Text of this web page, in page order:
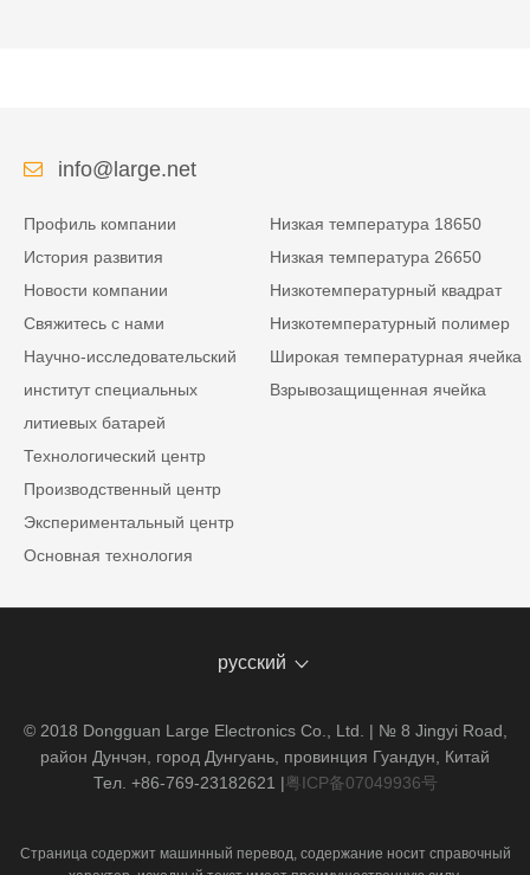
info@large.net
Профиль компании
История развития
Новости компании
Свяжитесь с нами
Научно-исследовательский
институт специальных
литиевых батарей
Технологический центр
Производственный центр
Экспериментальный центр
Основная технология
Низкая температура 18650
Низкая температура 26650
Низкотемпературный квадрат
Низкотемпературный полимер
Широкая температурная ячейка
Взрывозащищенная ячейка
русский
© 2018 Dongguan Large Electronics Co., Ltd. | № 8 Jingyi Road,
район Дунчэн, город Дунгуань, провинция Гуандун, Китай
Тел. +86-769-23182621 |粤ICP备07049936号
Страница содержит машинный перевод, содержание носит справочный